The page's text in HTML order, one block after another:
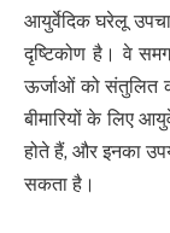
आयुर्वेदिक घरेलू
दृष्टिकोण है। वे
ऊर्जाओं को संतुलित
बीमारियों के लिए
होते हैं, और इनका
सकता है।